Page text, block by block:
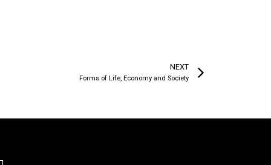
NEXT
Forms of Life, Economy and Society